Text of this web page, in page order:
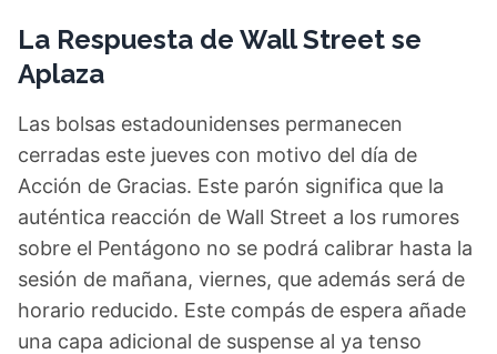
La Respuesta de Wall Street se
Aplaza
Las bolsas estadounidenses permanecen
cerradas este jueves con motivo del día de
Acción de Gracias. Este parón significa que la
auténtica reacción de Wall Street a los rumores
sobre el Pentágono no se podrá calibrar hasta la
sesión de mañana, viernes, que además será de
horario reducido. Este compás de espera añade
una capa adicional de suspense al ya tenso